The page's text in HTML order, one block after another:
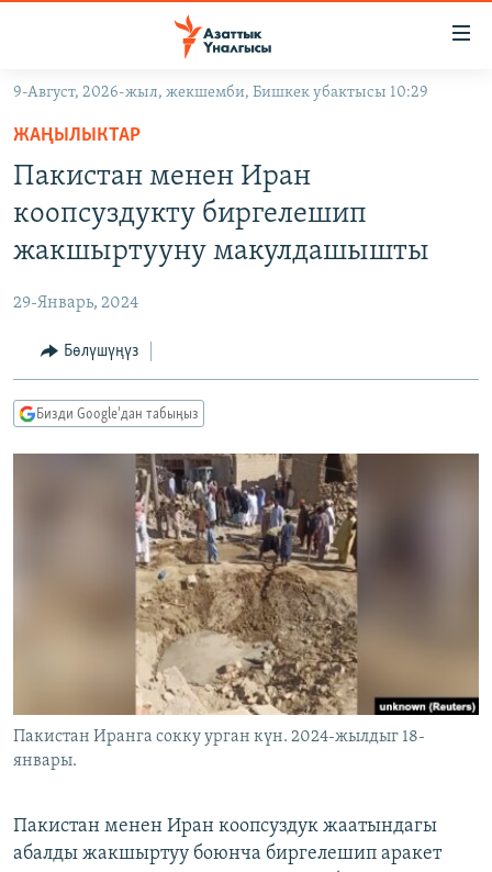
Навигацияга
өтүңүз
Издөөгө
салыңыз
МАДАНИЯТ
УКРАИНА
ТВ ПРОГРАММАЛАР
БҮГҮН АЗАТТЫКТА
ЭЖЕ-СИҢДИЛЕР
ЫҢГАЙСЫЗ СУРООЛОР
ПОДКАСТ
Русский
ОНЛАЙН ШЕРИНЕ
ЭЕ/АРнун бардык сайттары
9-Август, 2026-жыл, жекшемби, Бишкек убактысы 10:29
ЖАҢЫЛЫКТАР
Пакистан менен Иран
коопсуздукту биргелешип
жакшыртууну макулдашышты
29-Январь, 2024
Бөлүшүңүз
Бизди Google'дан табыңыз
Пакистан Иранга сокку урган күн. 2024-жылдыг 18-
январы.
Пакистан менен Иран коопсуздук жаатындагы
абалды жакшыртуу боюнча биргелешип аракет